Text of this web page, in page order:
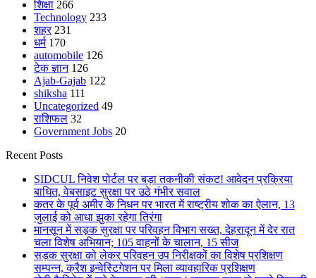
शिक्षा 266
Technology 233
शहर 231
धर्म 170
automobile 126
टेक ज्ञान 126
Ajab-Gajab 122
shiksha 111
Uncategorized 49
राशिफल 32
Government Jobs 20
Recent Posts
SIDCUL निवेश पोर्टल पर बड़ा तकनीकी संकट! आवेदन प्रक्रिया
बाधित, वेबसाइट सुरक्षा पर उठे गंभीर सवाल
कतर के पूर्व अमीर के निधन पर भारत में राष्ट्रीय शोक का ऐलान, 13
जुलाई को आधा झुका रहेगा तिरंगा
मानसून में सड़क सुरक्षा पर परिवहन विभाग सख्त, देहरादून में देर रात
चला विशेष अभियान; 105 वाहनों के चालान, 15 सीज
सड़क सुरक्षा को लेकर परिवहन उप निरीक्षकों का विशेष प्रशिक्षण
सम्पन्न, क्रैश इन्वेस्टिगेशन पर मिला व्यावहारिक प्रशिक्षण